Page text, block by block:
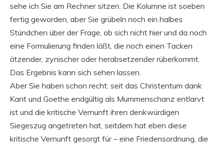
sehe ich Sie am Rechner sitzen. Die Kolumne ist soeben
fertig geworden, aber Sie grübeln noch ein halbes
Stündchen über der Frage, ob sich nicht hier und da noch
eine Formulierung finden läßt, die noch einen Tacken
ätzender, zynischer oder herabsetzender rüberkommt.
Das Ergebnis kann sich sehen lassen.
Aber Sie haben schon recht: seit das Christentum dank
Kant und Goethe endgültig als Mummenschanz entlarvt
ist und die kritische Vernunft ihren denkwürdigen
Siegeszug angetreten hat, seitdem hat eben diese
kritische Vernunft gesorgt für – eine Friedensordnung, die